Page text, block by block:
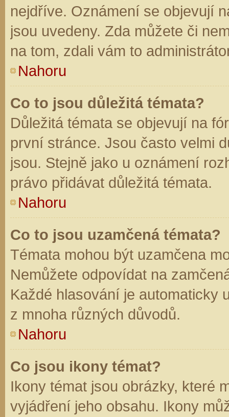
nejdříve. Oznámení se objevují
jsou uvedeny. Zda můžete či
na tom, zdali vám to
Nahoru
Co to jsou důležitá témata?
Důležitá témata se objevují na
první stránce. Jsou často velmi
jsou. Stejně jako u oznámení
právo přidávat důležitá témata.
Nahoru
Co to jsou uzamčená témata?
Témata mohou být uzamčena
Nemůžete odpovídat na
Každé hlasování je automaticky
z mnoha různých důvodů.
Nahoru
Co jsou ikony témat?
Ikony témat jsou obrázky, které
vyjádření jeho obsahu. Ikony